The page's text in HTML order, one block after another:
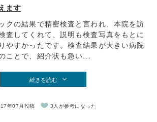
ます
クの結果で精密検査と言われ、本院を訪
査してくれて、説明も検査写真をもとに
やすかったです。検査結果が大きい病院
ことで、紹介状も急い...
続きを読む
年07月投稿 3人が参考になった